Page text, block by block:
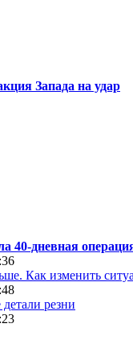
Запада на удар
40-дневная
Как изменить
резни